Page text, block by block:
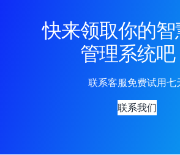
快来领取你的
管理系统吧
联系客服免费试用七
联系我们